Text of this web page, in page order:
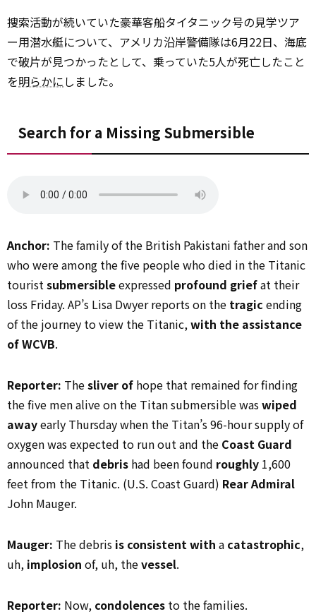
捜索活動が続いていた豪華客船タイタニック号の見学ツア
ー用潜水艇について、アメリカ沿岸警備隊は6月22日、海底
で破片が見つかったとして、乗っていた5人が死亡したこと
を明らかにしました。
Search for a Missing Submersible
Anchor: The family of the British Pakistani father and son
who were among the five people who died in the Titanic
touristsubmersibleexpressed profound griefat their
loss Friday. AP’s Lisa Dwyer reports on the tragic ending
of the journey to view the Titanic,with the assistance
of WCVB.
Reporter: Thesliver of hope that remained for finding
the five men alive on the Titan submersible waswiped
awayearly Thursday when the Titan’s 96-hour supply of
oxygen was expected to run out and the Coast Guard
announced that debris had been found roughly 1,600
feet from the Titanic. (U.S. Coast Guard) Rear Admiral
John Mauger.
Mauger: The debris is consistent with a catastrophic,
uh, implosion of, uh, thevessel.
Reporter: Now, condolences to the families.